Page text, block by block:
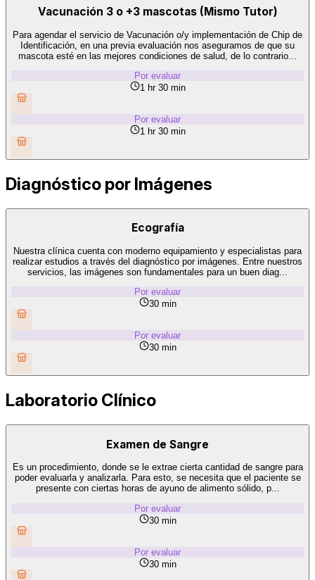
Vacunación 3 o +3 mascotas (Mismo Tutor)
Para agendar el servicio de Vacunación o/y implementación de Chip de
Identificación, en una previa evaluación nos aseguramos de que su
mascota esté en las mejores condiciones de salud, de lo contrario...
Por evaluar
1 hr 30 min
Por evaluar
1 hr 30 min
Diagnóstico por Imágenes
Ecografía
Nuestra clínica cuenta con moderno equipamiento y especialistas para
realizar estudios a través del diagnóstico por imágenes. Entre nuestros
servicios, las imágenes son fundamentales para un buen diag...
Por evaluar
30 min
Por evaluar
30 min
Laboratorio Clínico
Examen de Sangre
Es un procedimiento, donde se le extrae cierta cantidad de sangre para
poder evaluarla y analizarla. Para esto, se necesita que el paciente se
presente con ciertas horas de ayuno de alimento sólido, p...
Por evaluar
30 min
Por evaluar
30 min